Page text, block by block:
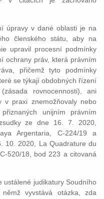
úpravy v dané oblasti je na
členského státu, aby na
upravil procesní podmínky
ochrany práv, která právním
přičemž tyto podmínky
se týkají obdobných řízení
rovnocennosti), ani
v praxi znemožňovaly nebo
unijním právním
ze dne 16. 7. 2020,
Argentaria, C‑224/19 a
10. 2020, La Quadrature du
18, bod 223 a citovaná
ustálené judikatury Soudního
vyvstává otázka, zda